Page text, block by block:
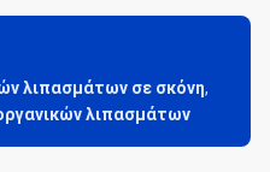
λιπασμάτων σε σκόνη,
λιπασμάτων